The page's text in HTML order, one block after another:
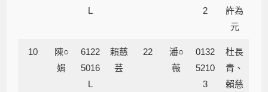
L
2
許為
元
10
陳○
娟
6122
5016
L
賴慈
芸
22
潘○
薇
0132
5210
3
杜長
青、
賴慈